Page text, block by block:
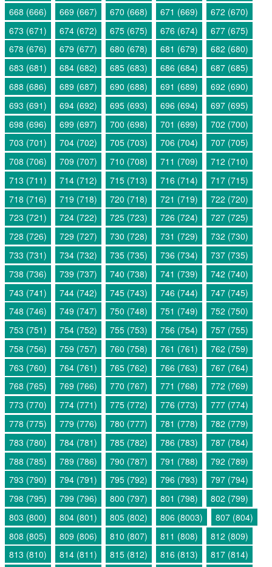
668 (666)
669 (667) 670 (668) 671 (669)
672 (670)
673 (671)
674 (672) 675 (675) 676 (674)
677 (675)
678 (676)
679 (677) 680 (678) 681 (679)
682 (680)
683 (681)
684 (682) 685 (683) 686 (684)
687 (685)
688 (686)
689 (687) 690 (688) 691 (689)
692 (690)
693 (691)
694 (692) 695 (693) 696 (694)
697 (695)
698 (696)
699 (697) 700 (698) 701 (699)
702 (700)
703 (701)
704 (702) 705 (703) 706 (704)
707 (705)
708 (706)
709 (707) 710 (708) 711 (709)
712 (710)
713 (711)
714 (712) 715 (713) 716 (714)
717 (715)
718 (716)
719 (718) 720 (718) 721 (719)
722 (720)
723 (721)
724 (722) 725 (723) 726 (724)
727 (725)
728 (726)
729 (727) 730 (728) 731 (729)
732 (730)
733 (731)
734 (732) 735 (735) 736 (734)
737 (735)
738 (736)
739 (737) 740 (738) 741 (739)
742 (740)
743 (741)
744 (742) 745 (743) 746 (744)
747 (745)
748 (746)
749 (747) 750 (748) 751 (749)
752 (750)
753 (751)
754 (752) 755 (753) 756 (754)
757 (755)
758 (756)
759 (757) 760 (758) 761 (761)
762 (759)
763 (760)
764 (761) 765 (762) 766 (763)
767 (764)
768 (765)
769 (766) 770 (767) 771 (768)
772 (769)
773 (770)
774 (771) 775 (772) 776 (773)
777 (774)
778 (775)
779 (776) 780 (777) 781 (778)
782 (779)
783 (780)
784 (781) 785 (782) 786 (783)
787 (784)
788 (785)
789 (786) 790 (787) 791 (788)
792 (789)
793 (790)
794 (791) 795 (792) 796 (793)
797 (794)
798 (795)
799 (796) 800 (797) 801 (798)
802 (799)
803 (800)
804 (801) 805 (802) 806 (8003)
807 (804)
808 (805)
809 (806) 810 (807) 811 (808)
812 (809)
813 (810)
814 (811) 815 (812) 816 (813)
817 (814)